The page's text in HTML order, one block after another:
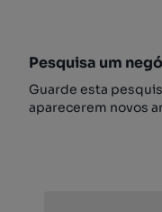
Pesquisa um
Guarde esta
aparecerem novos